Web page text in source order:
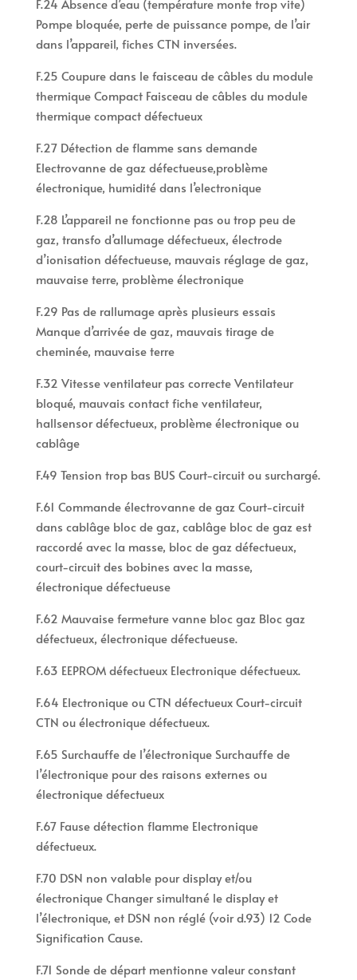
F.24 Absence d’eau (température monte trop vite)
Pompe bloquée, perte de puissance pompe, de l’air
dans l’appareil, fiches CTN inversées.
F.25 Coupure dans le faisceau de câbles du module
thermique Compact Faisceau de câbles du module
thermique compact défectueux
F.27 Détection de flamme sans demande
Electrovanne de gaz défectueuse,problème
électronique, humidité dans l’electronique
F.28 L’appareil ne fonctionne pas ou trop peu de
gaz, transfo d’allumage défectueux, électrode
d’ionisation défectueuse, mauvais réglage de gaz,
mauvaise terre, problème électronique
F.29 Pas de rallumage après plusieurs essais
Manque d’arrivée de gaz, mauvais tirage de
cheminée, mauvaise terre
F.32 Vitesse ventilateur pas correcte Ventilateur
bloqué, mauvais contact fiche ventilateur,
hallsensor défectueux, problème électronique ou
cablâge
F.49 Tension trop bas BUS Court-circuit ou surchargé.
F.61 Commande électrovanne de gaz Court-circuit
dans cablâge bloc de gaz, cablâge bloc de gaz est
raccordé avec la masse, bloc de gaz défectueux,
court-circuit des bobines avec la masse,
électronique défectueuse
F.62 Mauvaise fermeture vanne bloc gaz Bloc gaz
défectueux, électronique défectueuse.
F.63 EEPROM défectueux Electronique défectueux.
F.64 Electronique ou CTN défectueux Court-circuit
CTN ou électronique défectueux.
F.65 Surchauffe de l’électronique Surchauffe de
l’électronique pour des raisons externes ou
électronique défectueux
F.67 Fause détection flamme Electronique
défectueux.
F.70 DSN non valable pour display et/ou
électronique Changer simultané le display et
l’électronique, et DSN non réglé (voir d.93) 12 Code
Signification Cause.
F.71 Sonde de départ mentionne valeur constant